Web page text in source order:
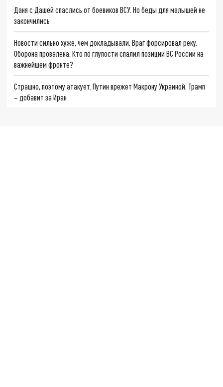
Даня с Дашей спаслись от боевиков ВСУ. Но беды для малышей не
закончились
Новости сильно хуже, чем докладывали. Враг форсировал реку.
Оборона провалена. Кто по глупости спалил позиции ВС России на
важнейшем фронте?
Страшно, поэтому атакует. Путин врежет Макрону Украиной. Трамп
– добавит за Иран